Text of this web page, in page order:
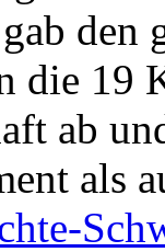
den
die 19
ab
als